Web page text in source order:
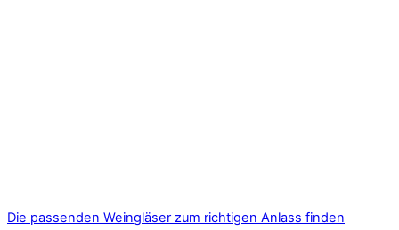
Die passenden Weingläser zum richtigen Anlass finden